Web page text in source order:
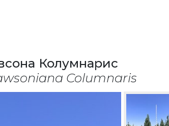
Колумнарис
Columnaris